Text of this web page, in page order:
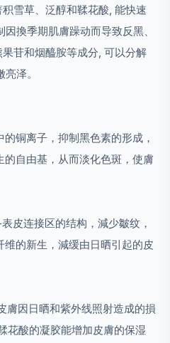
雪草、泛醇和鞣花酸, 能快速
換季期肌膚躁动而导致反黑、
苷和烟醯胺等成分, 可以分解
泽。
铜离子，抑制黑色素的形成，
自由基，从而淡化色斑，使膚
皮连接区的结构，減少皺纹，
的新生，減缓由日晒引起的皮
膚因日晒和紫外线照射造成的損
花酸的凝胶能增加皮膚的保湿